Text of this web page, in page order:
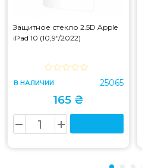
Защитное стекло 2.5D Apple
iPad 10 (10,9"/2022)
В НАЛИЧИИ 25065
165 ₴